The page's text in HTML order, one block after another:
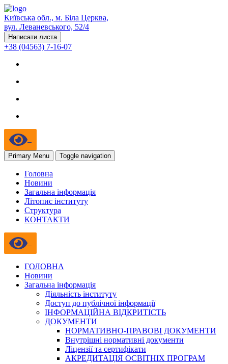
Київська обл., м. Біла Церква,
вул. Леваневського, 52/4
Написати листа
+38 (04563) 7-16-07
Primary Menu Toggle navigation
Головна
Новини
Загальна інформація
Літопис інституту
Структура
КОНТАКТИ
ГОЛОВНА
Новини
Загальна інформація
Діяльність інституту
Доступ до публічної інформації
ІНФОРМАЦІЙНА ВІДКРИТІСТЬ
ДОКУМЕНТИ
НОРМАТИВНО-ПРАВОВІ ДОКУМЕНТИ
Внутрішні нормативні документи
Ліцензії та сертифікати
АКРЕДИТАЦІЯ ОСВІТНІХ ПРОГРАМ